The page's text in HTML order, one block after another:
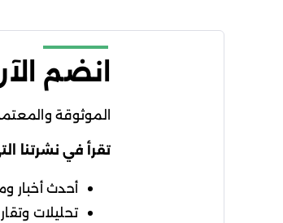
انضم
الموثوقة
تقرأ في نشرتنا
أحدث أخبار
تحليلات